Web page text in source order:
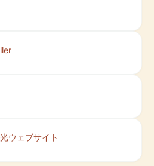
ウェブサイト